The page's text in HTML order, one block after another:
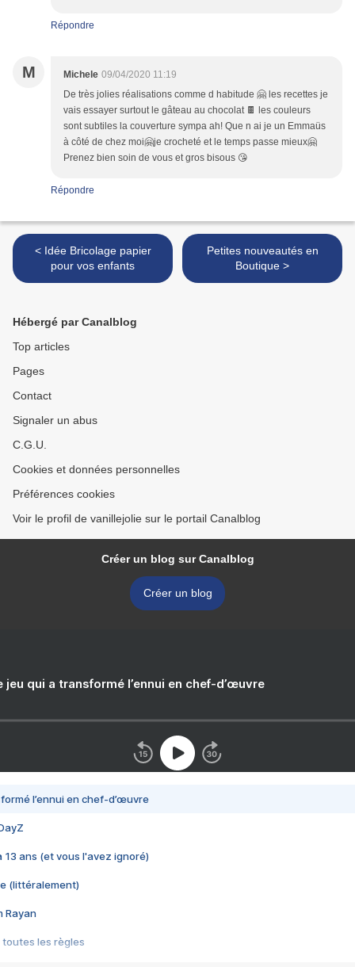
Répondre
M Michele 09/04/2020 11:19
De très jolies réalisations comme d habitude 🤗 les recettes je
vais essayer surtout le gâteau au chocolat 🍫 les couleurs
sont subtiles la couverture sympa ah! Que n ai je un Emmaüs
à côté de chez moi🤗je crocheté et le temps passe mieux🤗
Prenez bien soin de vous et gros bisous 😘
Répondre
< Idée Bricolage papier
pour vos enfants
Petites nouveautés en
Boutique >
Hébergé par Canalblog
Top articles
Pages
Contact
Signaler un abus
C.G.U.
Cookies et données personnelles
Préférences cookies
Voir le profil de vanillejolie sur le portail Canalblog
Créer un blog sur Canalblog
Créer un blog
jeu qui a transformé l’ennui en chef-d’œuvre
l’ennui en chef-d’œuvre
13 ans (et vous l'avez ignoré)
(littéralement)
Rayan
toutes les règles